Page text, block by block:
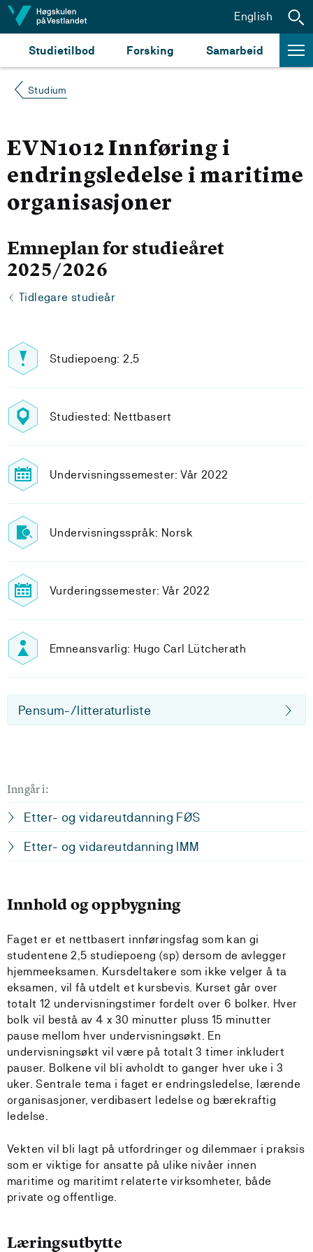
Hopp til innhald
Studietilbod Forsking Samarbeid
English
Studium
EVN1012 Innføring i
endringsledelse i maritime
organisasjoner
Emneplan for studieåret
2025/2026
Tidlegare studieår
Studiepoeng: 2,5
Studiested: Nettbasert
Undervisningssemester: Vår 2022
Undervisningsspråk: Norsk
Vurderingssemester: Vår 2022
Emneansvarlig: Hugo Carl Lütcherath
Pensum-/litteraturliste
Inngår i:
Etter- og vidareutdanning FØS
Etter- og vidareutdanning IMM
Innhold og oppbygning
Faget er et nettbasert innføringsfag som kan gi
studentene 2,5 studiepoeng (sp) dersom de avlegger
hjemmeeksamen. Kursdeltakere som ikke velger å ta
eksamen, vil få utdelt et kursbevis. Kurset går over
totalt 12 undervisningstimer fordelt over 6 bolker. Hver
bolk vil bestå av 4 x 30 minutter pluss 15 minutter
pause mellom hver undervisningsøkt. En
undervisningsøkt vil være på totalt 3 timer inkludert
pauser. Bolkene vil bli avholdt to ganger hver uke i 3
uker. Sentrale tema i faget er endringsledelse, lærende
organisasjoner, verdibasert ledelse og bærekraftig
ledelse.
Vekten vil bli lagt på utfordringer og dilemmaer i praksis
som er viktige for ansatte på ulike nivåer innen
maritime og maritimt relaterte virksomheter, både
private og offentlige.
Læringsutbytte